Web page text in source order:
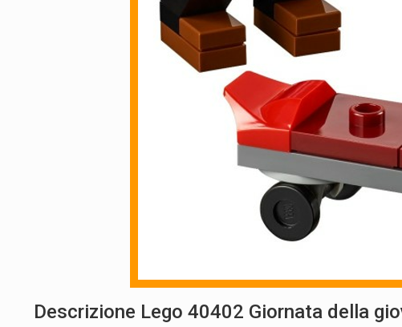
Descrizione Lego 40402 Giornata della